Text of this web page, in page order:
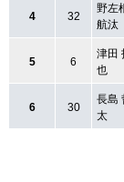
4 32
野左
航汰
5 6
津田
也
6 30
長島
太